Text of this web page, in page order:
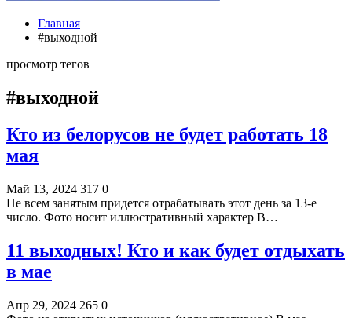
Главная
#выходной
просмотр тегов
#выходной
Кто из белорусов не будет работать 18
мая
Май 13, 2024 317 0
Не всем занятым придется отрабатывать этот день за 13-е
число. Фото носит иллюстративный характер В…
11 выходных! Кто и как будет отдыхать
в мае
Апр 29, 2024 265 0